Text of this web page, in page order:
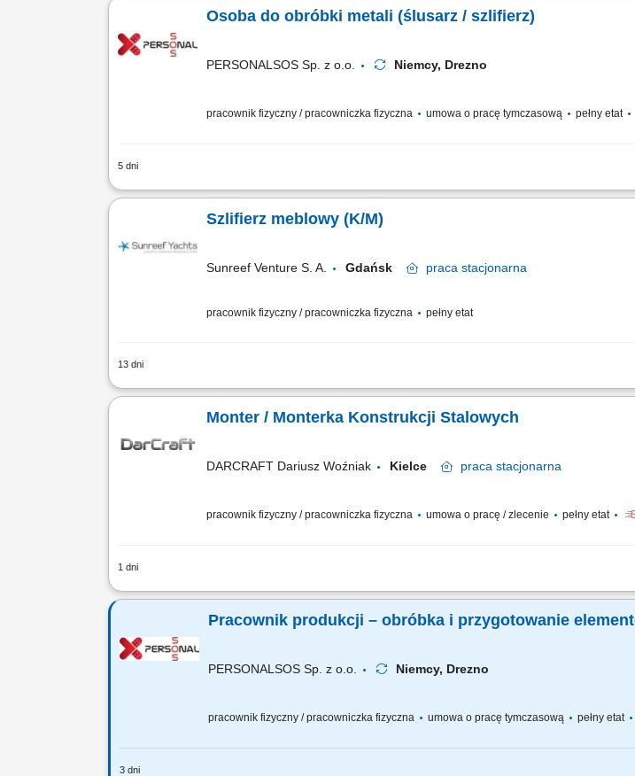
Osoba do obróbki metali (ślusarz / szlifierz)
PERSONALSOS Sp. z o.o. Niemcy, Drezno
pracownik fizyczny / pracowniczka fizyczna umowa o pracę tymczasową pełny etat
5 dni
Opis stanowiska: Realizacja zadań z obszaru mechanicznego wykańczania i obróbki
Szlifierz meblowy (K/M)
Sunreef Venture S. A. Gdańsk praca stacjonarna
pracownik fizyczny / pracowniczka fizyczna pełny etat
13 dni
Zakres obowiązków: Szlifowanie komponentów meblowych przy dedykowanych
Monter / Monterka Konstrukcji Stalowych
DARCRAFT Dariusz Woźniak Kielce praca stacjonarna
pracownik fizyczny / pracowniczka fizyczna umowa o pracę / zlecenie pełny etat
1 dni
Zakres obowiązków: montaż, składanie oraz spawanie konstrukcji stalowych na
Pracownik produkcji – obróbka i przygotowanie
PERSONALSOS Sp. z o.o. Niemcy, Drezno
pracownik fizyczny / pracowniczka fizyczna umowa o pracę tymczasową pełny etat
3 dni